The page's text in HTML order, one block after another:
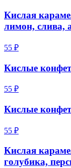
Кислая
лимон, слива,
55 ₽
Кислые
55 ₽
Кислые
55 ₽
Кислая
голубика,